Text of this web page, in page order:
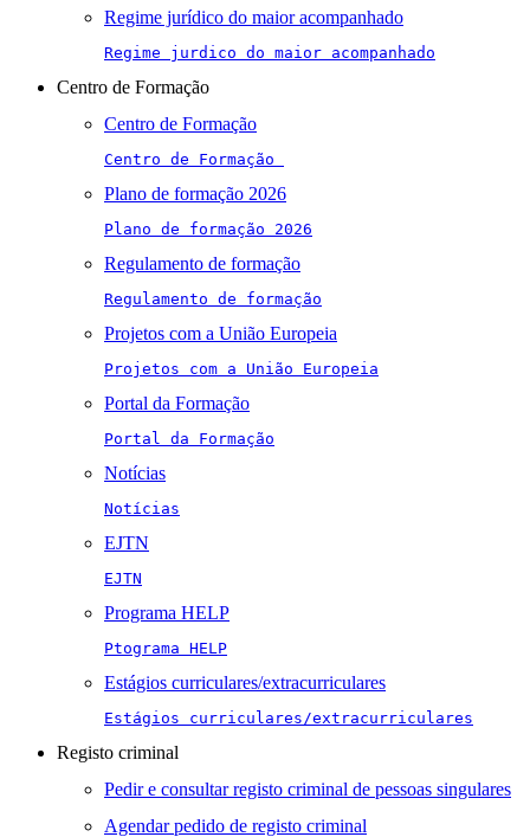
Regime jurídico do maior acompanhado
Regime jurdico do maior acompanhado
Centro de Formação
Centro de Formação
Centro de Formação
Plano de formação 2026
Plano de formação 2026
Regulamento de formação
Regulamento de formação
Projetos com a União Europeia
Projetos com a União Europeia
Portal da Formação
Portal da Formação
Notícias
Notícias
EJTN
EJTN
Programa HELP
Ptograma HELP
Estágios curriculares/extracurriculares
Estágios curriculares/extracurriculares
Registo criminal
Pedir e consultar registo criminal de pessoas singulares
Agendar pedido de registo criminal